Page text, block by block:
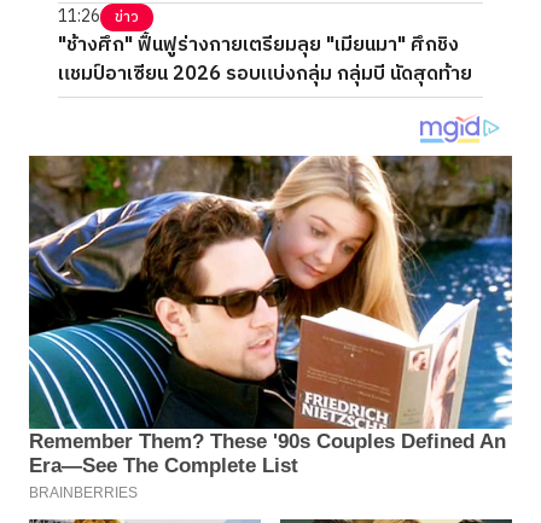
11:26 ข่าว
"ช้างศึก" ฟื้นฟูร่างกายเตรียมลุย "เมียนมา" ศึกชิง
แชมป์อาเซียน 2026 รอบแบ่งกลุ่ม กลุ่มบี นัดสุดท้าย